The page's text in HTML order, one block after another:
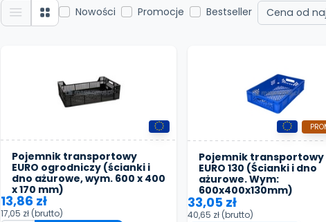
Nowości Promocje Bestseller
Pojemnik transportowy
EURO ogrodniczy (ścianki i
dno ażurowe, wym. 600 x 400
x 170 mm)
13,86 zł
17,05 zł (brutto)
Pojemnik transportowy
EURO 130 (Ścianki i dno
ażurowe. Wym:
600x400x130mm)
33,05 zł
40,65 zł (brutto)